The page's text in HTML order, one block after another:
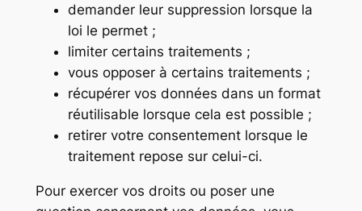
demander leur suppression lorsque la
loi le permet ;
limiter certains traitements ;
vous opposer à certains traitements ;
récupérer vos données dans un format
réutilisable lorsque cela est possible ;
retirer votre consentement lorsque le
traitement repose sur celui-ci.
Pour exercer vos droits ou poser une